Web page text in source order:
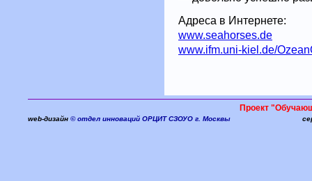
Адреса в Интернете:
www.seahorses.de
www.ifm.uni-kiel.de/
Проект
web-дизайн © отдел инноваций ОРЦИТ СЗОУО г. Москвы